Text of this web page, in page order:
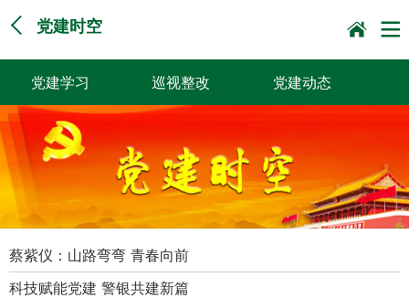
党建时空
党建学习 巡视整改 党建动态
党员风采
今天你读书了吗？ 学习贯彻党的二十
届三中全会精神
巡视意见
蔡紫仪：山路弯弯 青春向前
科技赋能党建 警银共建新篇